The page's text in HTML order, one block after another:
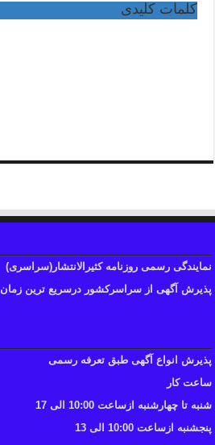
کلمات کلیدی
نمایندگی رسمی روزنامه کثیرالانتشار(سراسری)
پذیرش آگهی از سراسرکشور درسریع ترین زمان
پذیرش انواع آگهی طبق تعرفه رسمی
ساعت کار
شنبه تا چهارشنبه ازساعت 10:00 الی 17
پنجشنبه ازساعت 10:00 الی 13